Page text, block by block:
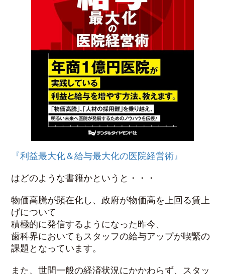
『利益最大化＆給与最大化の医院経営術』
はどのような書籍かというと・・・
物価高騰が顕在化し、政府が物価高を上回る賃上
げについて
積極的に発信するようになった昨今、
歯科界においてもスタッフの給与アップが喫緊の
課題となっています。
また、世間一般の経済状況にかかわらず、スタッ